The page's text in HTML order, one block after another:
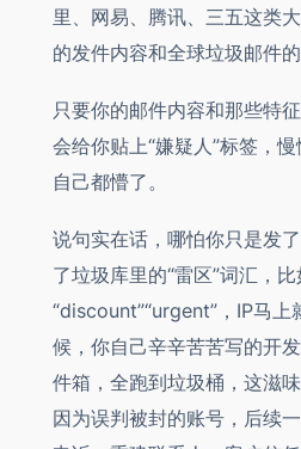
里、网易、腾讯、三五这类
的发件内容和全球垃圾邮件
只要你的邮件内容和那些特
会给你贴上“嫌疑人”标签，
自己都懵了。
说句实在话，哪怕你只是发
了垃圾库里的“雷区”词汇，
“discount”“urgent”，IP马上
候，你自己辛辛苦苦写的开
件箱，全跑到垃圾桶，这滋
因为误判被封的账号，后续